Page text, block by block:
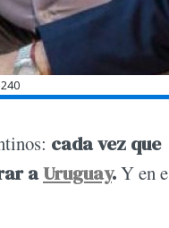
cada vez que
aUruguay.Y en